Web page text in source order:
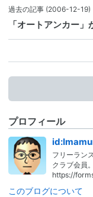
過去の記事 (2006-12-19)
「オートアンカー
プロフィール
フリーラン
クラブ会員
https://
このブログについて